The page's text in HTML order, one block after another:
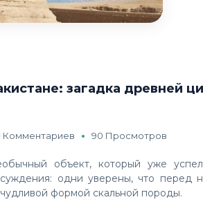
загадка древней
Комментариев 90 Просмотров
одни уверены, что перед
формой скальной породы.